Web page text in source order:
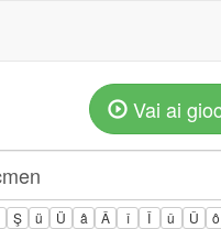
Vai ai
Ş ü Ü â Â î Î û Û ô